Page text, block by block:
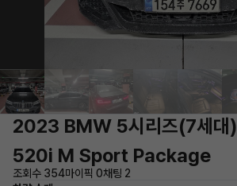
2023 BMW 5시리즈(7세대)
520i M Sport Package
조회수 354마이픽 0채팅 2